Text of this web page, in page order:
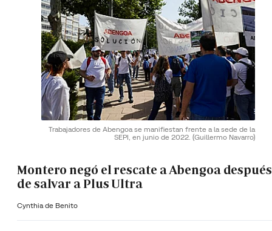
Trabajadores de Abengoa se manifiestan frente a la sede de la
SEPI, en junio de 2022. (Guillermo Navarro)
Montero negó el rescate a Abengoa después
de salvar a Plus Ultra
Cynthia de Benito